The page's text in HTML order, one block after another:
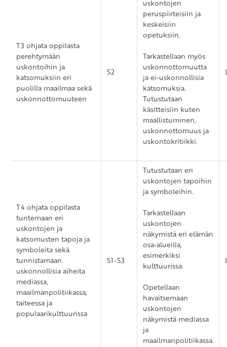
T3 ohjata oppilasta
perehtymään
uskontoihin ja
katsomuksiin eri
puolilla maailmaa sekä
uskonnottomuuteen
S2
uskontojen
peruspiirteisiin ja
keskeisiin
opetuksiin.
Tarkastellaan myös
uskonnottomuutta
ja ei-uskonnollisia
katsomuksia.
Tutustutaan
käsitteisiin kuten
maallistuminen,
uskonnottomuus ja
uskontokritiikki.
T4 ohjata oppilasta
tuntemaan eri
uskontojen ja
katsomusten tapoja ja
symboleita sekä
tunnistamaan
uskonnollisia aiheita
mediassa,
maailmanpolitiikassa,
taiteessa ja
populaarikulttuurissa
S1-S3
Tutustutaan eri
uskontojen tapoihin
ja symboleihin.
Tarkastellaan
uskontojen
näkymistä eri elämän
osa-alueilla,
esimerkiksi
kulttuurissa.
Opetellaan
havaitsemaan
uskontojen
näkymistä mediassa
ja
maailmanpolitiikassa.